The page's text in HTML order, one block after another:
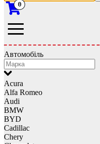
0
Автомобіль
Acura
Alfa Romeo
Audi
BMW
BYD
Cadillac
Chery